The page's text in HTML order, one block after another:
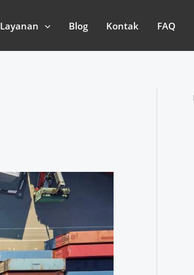
Layanan Blog Kontak FAQ